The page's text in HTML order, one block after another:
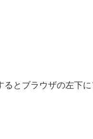
るとブラウザの左下